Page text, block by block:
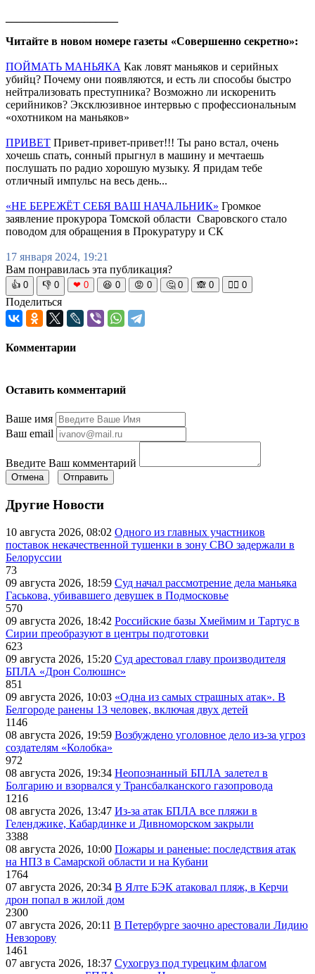
Читайте в новом номере газеты «Совершенно секретно»:
ПОЙМАТЬ МАНЬЯКА Как ловят маньяков и серийных
убийц? Почему они появляются, и есть ли способы быстро
нейтрализовать преступника? Возможно ли искоренить
серийников? Эксклюзивное интервью с профессиональным
«охотником на маньяков»
ПРИВЕТ Привет-привет-привет!!! Ты рано встал, очень
хочешь спать, сонный прыгнул в машину и мечтаешь
послушать по радио хорошую музыку. Я придам тебе
отличный импульс на весь день...
«НЕ БЕРЕЖЁТ СЕБЯ ВАШ НАЧАЛЬНИК» Громкое
заявление прокурора Томской области Сваровского стало
поводом для обращения в Прокуратуру и СК
17 января 2024, 19:21
Вам понравилась эта публикация?
👍 0 👎 0 ❤ 0 😆 0 😡 0 🤔 0 🙈 0 🧘‍♀️ 0
Поделиться
Комментарии
Оставить комментарий
Ваше имя
Ваш email
Введите Ваш комментарий
Отмена Отправить
Другие Новости
10 августа 2026, 08:02 Одного из главных участников
поставок некачественной тушенки в зону СВО задержали в
Белоруссии
73
09 августа 2026, 18:59 Суд начал рассмотрение дела маньяка
Гаськова, убивавшего девушек в Подмосковье
570
09 августа 2026, 18:42 Российские базы Хмеймим и Тартус в
Сирии преобразуют в центры подготовки
623
09 августа 2026, 15:20 Суд арестовал главу производителя
БПЛА «Дрон Солюшнс»
851
09 августа 2026, 10:03 «Одна из самых страшных атак». В
Белгороде ранены 13 человек, включая двух детей
1146
08 августа 2026, 19:59 Возбуждено уголовное дело из-за угроз
создателям «Колобка»
972
08 августа 2026, 19:34 Неопознанный БПЛА залетел в
Болгарию и взорвался у Трансбалканского газопровода
1216
08 августа 2026, 13:47 Из-за атак БПЛА все пляжи в
Геленджике, Кабардинке и Дивноморском закрыли
3388
08 августа 2026, 10:00 Пожары и раненые: последствия атак
на НПЗ в Самарской области и на Кубани
1764
07 августа 2026, 20:34 В Ялте БЭК атаковал пляж, в Керчи
дрон попал в жилой дом
2300
07 августа 2026, 20:11 В Петербурге заочно арестовали Лидию
Невзорову
1461
07 августа 2026, 18:37 Сухогруз под турецким флагом